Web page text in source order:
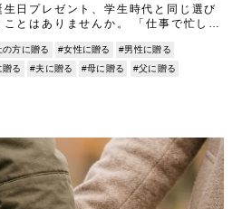
日プレゼント、学生時代と同じ選び
とはありませんか。 「仕事で忙しい
の方に贈る #女性に贈る
#男性に贈る
贈る #夫に贈る #母に贈る #父に贈る